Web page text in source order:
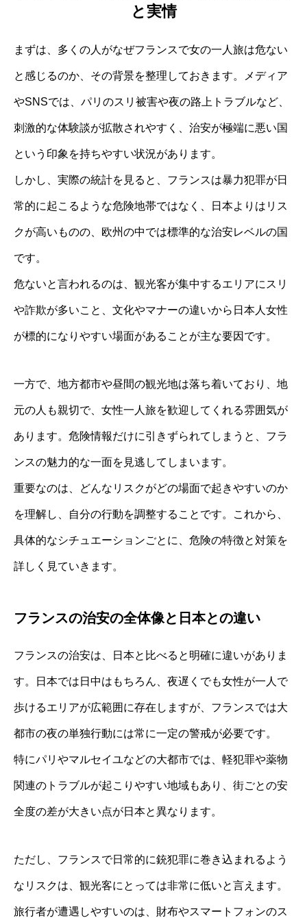
と実情
まずは、多くの人がなぜフランスで女の一人旅は危ない
と感じるのか、その背景を整理しておきます。メディア
やSNSでは、パリのスリ被害や夜の路上トラブルなど、
刺激的な体験談が拡散されやすく、治安が極端に悪い国
という印象を持ちやすい状況があります。
しかし、実際の統計を見ると、フランスは暴力犯罪が日
常的に起こるような危険地帯ではなく、日本よりはリス
クが高いものの、欧州の中では標準的な治安レベルの国
です。
危ないと言われるのは、観光客が集中するエリアにスリ
や詐欺が多いこと、文化やマナーの違いから日本人女性
が標的になりやすい場面があることが主な要因です。
一方で、地方都市や昼間の観光地は落ち着いており、地
元の人も親切で、女性一人旅を歓迎してくれる雰囲気が
あります。危険情報だけに引きずられてしまうと、フラ
ンスの魅力的な一面を見逃してしまいます。
重要なのは、どんなリスクがどの場面で起きやすいのか
を理解し、自分の行動を調整することです。これから、
具体的なシチュエーションごとに、危険の特徴と対策を
詳しく見ていきます。
フランスの治安の全体像と日本との違い
フランスの治安は、日本と比べると明確に違いがありま
す。日本では日中はもちろん、夜遅くでも女性が一人で
歩けるエリアが広範囲に存在しますが、フランスでは大
都市の夜の単独行動には常に一定の警戒が必要です。
特にパリやマルセイユなどの大都市では、軽犯罪や薬物
関連のトラブルが起こりやすい地域もあり、街ごとの安
全度の差が大きい点が日本と異なります。
ただし、フランスで日常的に銃犯罪に巻き込まれるよう
なリスクは、観光客にとっては非常に低いと言えます。
旅行者が遭遇しやすいのは、財布やスマートフォンのス